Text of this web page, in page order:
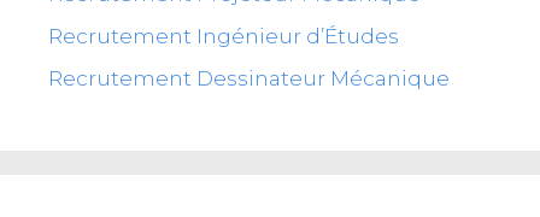
Recrutement Ingénieur d’Études
Recrutement Dessinateur Mécanique